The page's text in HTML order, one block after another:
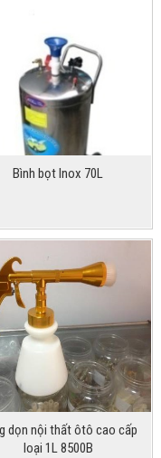
Bình bọt Inox 70L
dọn nội thất ôtô cao cấp
loại 1L 8500B